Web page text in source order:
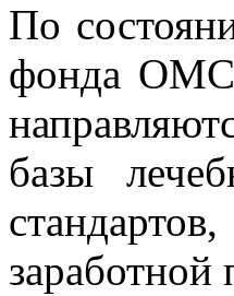
По
фонда ОМС
базы
заработной